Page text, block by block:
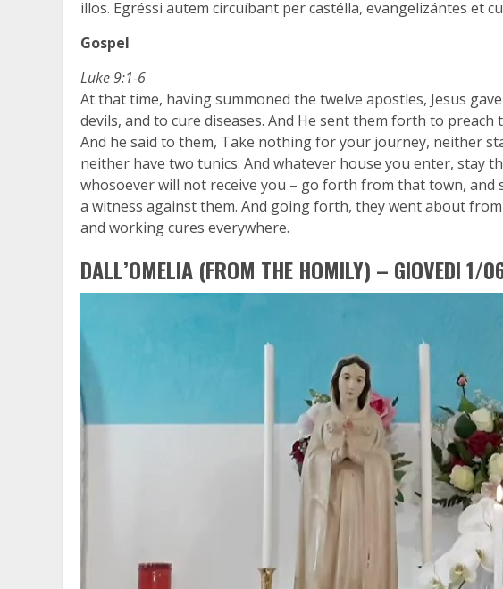
illos. Egréssi autem circuíbant per castélla, evangelizántes et
Gospel
Luke 9:1-6
At that time, having summoned the twelve apostles, Jesus
devils, and to cure diseases. And He sent them forth to
And he said to them, Take nothing for your journey, neither
neither have two tunics. And whatever house you enter, stay
whosoever will not receive you – go forth from that town,
a witness against them. And going forth, they went about
and working cures everywhere.
DALL’OMELIA (FROM THE HOMILY) – GIOVEDI